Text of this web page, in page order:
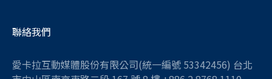
聯絡我們
愛卡拉互動媒體股份有限公司(統一編號 53342456) 台北